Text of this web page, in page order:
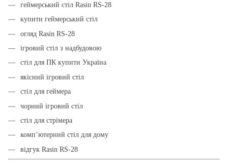
геймерський стіл Rasin RS-28
купити геймерський стіл
огляд Rasin RS-28
ігровий стіл з надбудовою
стіл для ПК купити Україна
якісний ігровий стіл
стіл для геймера
чорний ігровий стіл
стіл для стрімера
комп’ютерний стіл для дому
відгук Rasin RS-28